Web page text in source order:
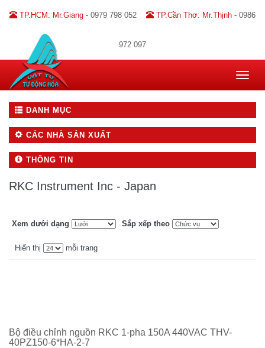
TP.HCM: Mr.Giang - 0979 798 052 TP.Cần Thơ: Mr.Thịnh - 0986
972 097
Toggle
DANH MỤC
CÁC NHÀ SẢN XUẤT
THÔNG TIN
RKC Instrument Inc - Japan
Xem dưới dạng Sắp xếp theo
Hiển thị mỗi trang
Bộ điều chỉnh nguồn RKC 1-pha 150A 440VAC THV-
40PZ150-6*HA-2-7